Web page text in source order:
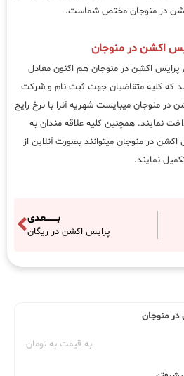
در منوجان مختص شماست.
اکشن در منوجان
پرایس اکشن در منوجان هم اکنون معادل
500 دلار میباشد که کلیه متقاضیان جهت ثبت نام و شرکت
در منوجان میبایست شهریه آنرا با نرخ رایج
نمایند. همچنین کلیه علاقه مندان به
در منوجان میتوانند بصورت آنلاین از
نمایند.
بــــــــعدی
پرایس اکشن در ریگان
منوجان
به قیمت به تومان